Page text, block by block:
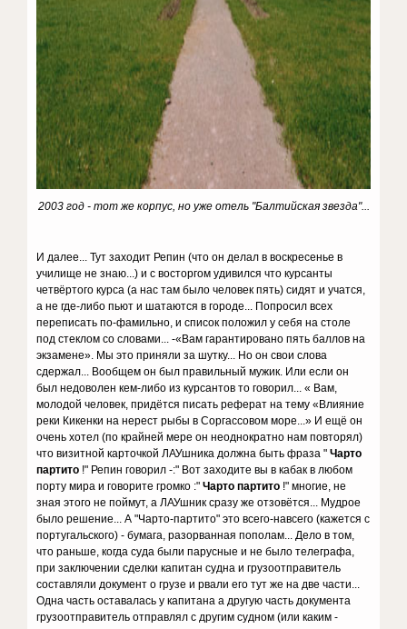
2003 год - тот же корпус, но уже отель "Балтийская звезда"...
И далее... Тут заходит Репин (что он делал в воскресенье в
училище не знаю...) и с восторгом удивился что курсанты
четвёртого курса (а нас там было человек пять) сидят и учатся,
а не где-либо пьют и шатаются в городе... Попросил всех
переписать по-фамильно, и список положил у себя на столе
под стеклом со словами... -«Вам гарантировано пять баллов на
экзамене». Мы это приняли за шутку... Но он свои слова
сдержал... Вообщем он был правильный мужик. Или если он
был недоволен кем-либо из курсантов то говорил... « Вам,
молодой человек, придётся писать реферат на тему «Влияние
реки Кикенки на нерест рыбы в Соргассовом море...» И ещё он
очень хотел (по крайней мере он неоднократно нам повторял)
что визитной карточкой ЛАУшника должна быть фраза "Чарто
партито !" Репин говорил -:" Вот заходите вы в кабак в любом
порту мира и говорите громко :"Чарто партито !" многие, не
зная этого не поймут, а ЛАУшник сразу же отзовётся... Мудрое
было решение... А "Чарто-партито" это всего-навсего (кажется с
португальского) - бумага, разорванная пополам... Дело в том,
что раньше, когда суда были парусные и не было телеграфа,
при заключении сделки капитан судна и грузоотправитель
составляли документ о грузе и рвали его тут же на две части...
Одна часть оставалась у капитана а другую часть документа
грузоотправитель отправлял с другим судном (или каким -